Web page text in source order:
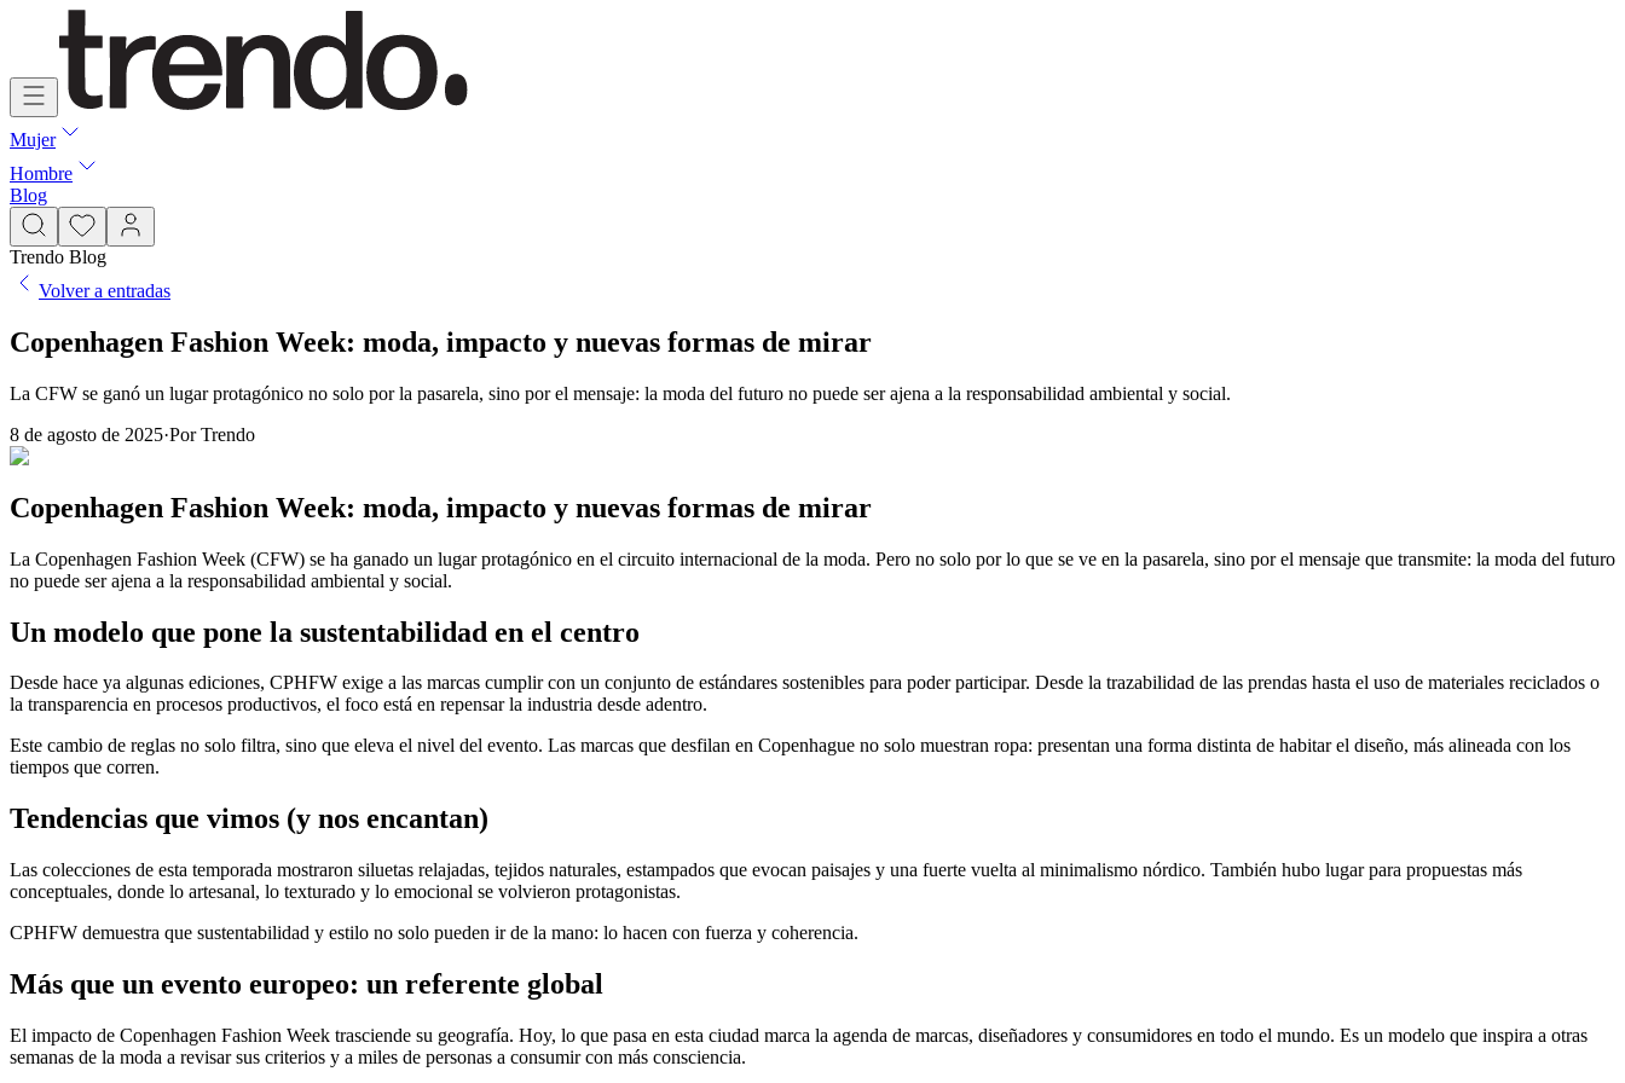
Mujer
Hombre
Blog
Trendo Blog
Volver a entradas
Copenhagen Fashion Week: moda, impacto y nuevas formas de mirar
La CFW se ganó un lugar protagónico no solo por la pasarela, sino por el mensaje: la moda del futuro no puede ser ajena a la responsabilidad ambiental y social.
8 de agosto de 2025·Por Trendo
Copenhagen Fashion Week: moda, impacto y nuevas formas de mirar
La Copenhagen Fashion Week (CFW) se ha ganado un lugar protagónico en el circuito internacional de la moda. Pero no solo por lo que se ve en la pasarela, sino por el mensaje que transmite: la moda del futuro
no puede ser ajena a la responsabilidad ambiental y social.
Un modelo que pone la sustentabilidad en el centro
Desde hace ya algunas ediciones, CPHFW exige a las marcas cumplir con un conjunto de estándares sostenibles para poder participar. Desde la trazabilidad de las prendas hasta el uso de materiales reciclados o
la transparencia en procesos productivos, el foco está en repensar la industria desde adentro.
Este cambio de reglas no solo filtra, sino que eleva el nivel del evento. Las marcas que desfilan en Copenhague no solo muestran ropa: presentan una forma distinta de habitar el diseño, más alineada con los
tiempos que corren.
Tendencias que vimos (y nos encantan)
Las colecciones de esta temporada mostraron siluetas relajadas, tejidos naturales, estampados que evocan paisajes y una fuerte vuelta al minimalismo nórdico. También hubo lugar para propuestas más
conceptuales, donde lo artesanal, lo texturado y lo emocional se volvieron protagonistas.
CPHFW demuestra que sustentabilidad y estilo no solo pueden ir de la mano: lo hacen con fuerza y coherencia.
Más que un evento europeo: un referente global
El impacto de Copenhagen Fashion Week trasciende su geografía. Hoy, lo que pasa en esta ciudad marca la agenda de marcas, diseñadores y consumidores en todo el mundo. Es un modelo que inspira a otras
semanas de la moda a revisar sus criterios y a miles de personas a consumir con más consciencia.